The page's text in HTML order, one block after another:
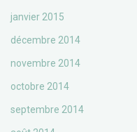
janvier 2015
décembre 2014
novembre 2014
octobre 2014
septembre 2014